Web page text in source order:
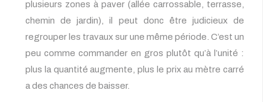
plusieurs zones à paver (allée carrossable, terrasse,
chemin de jardin), il peut donc être judicieux de
regrouper les travaux sur une même période. C’est un
peu comme commander en gros plutôt qu’à l’unité :
plus la quantité augmente, plus le prix au mètre carré
a des chances de baisser.